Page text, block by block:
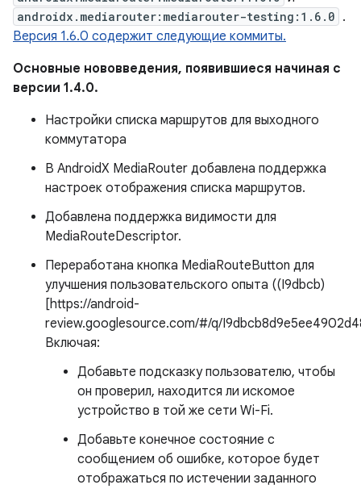
androidx.mediarouter:mediarouter-testing:1.6.0 .
Версия 1.6.0 содержит следующие коммиты.
Основные нововведения, появившиеся начиная с
версии 1.4.0.
Настройки списка маршрутов для выходного
коммутатора
В AndroidX MediaRouter добавлена ​​поддержка
настроек отображения списка маршрутов.
Добавлена ​​поддержка видимости для
MediaRouteDescriptor.
Переработана кнопка MediaRouteButton для
улучшения пользовательского опыта ((I9dbcb)
[https://android-
review.googlesource.com/#/q/
Включая:
Добавьте подсказку пользователю, чтобы
он проверил, находится ли искомое
устройство в той же сети Wi-Fi.
Добавьте конечное состояние с
сообщением об ошибке, которое будет
отображаться по истечении заданного